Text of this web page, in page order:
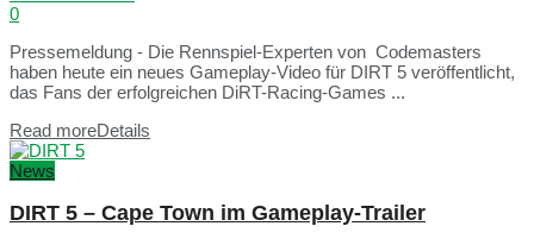
0
Pressemeldung - Die Rennspiel-Experten von Codemasters
haben heute ein neues Gameplay-Video für DIRT 5 veröffentlicht,
das Fans der erfolgreichen DiRT-Racing-Games ...
Read moreDetails
News
DIRT 5 – Cape Town im Gameplay-Trailer